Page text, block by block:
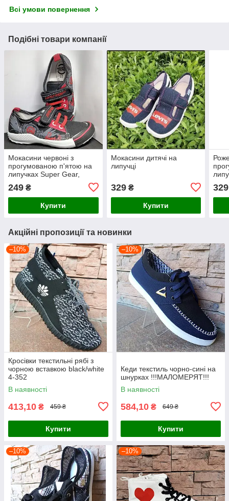
Всі умови повернення
Подібні товари компанії
Мокасини червоні з
прогумованою п'ятою на
липучках Super Gear,
249 ₴
Купити
Мокасини дитячі на
липучці
329₴
Купити
329
Акційні пропозиції та новинки
–10%
Кросівки текстильні рябі з
чорною вставкою black/white
4-352
В наявності
413,10 ₴ 459 ₴
Купити
–10%
Кеди текстиль чорно-сині на
шнурках !!!МАЛОМЕРЯТ!!!
В наявності
584,10 ₴ 649 ₴
Купити
–10% –10%